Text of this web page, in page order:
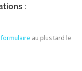
:
formulaire au plus tard le